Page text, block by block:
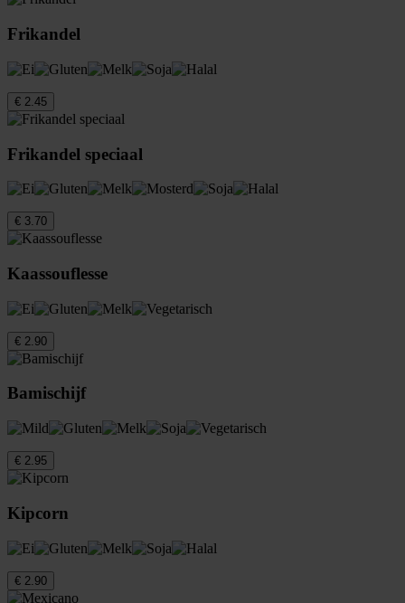
Frikandel
€ 2.45
Frikandel speciaal
€ 3.70
Kaassouflesse
€ 2.90
Bamischijf
€ 2.95
Kipcorn
€ 2.90